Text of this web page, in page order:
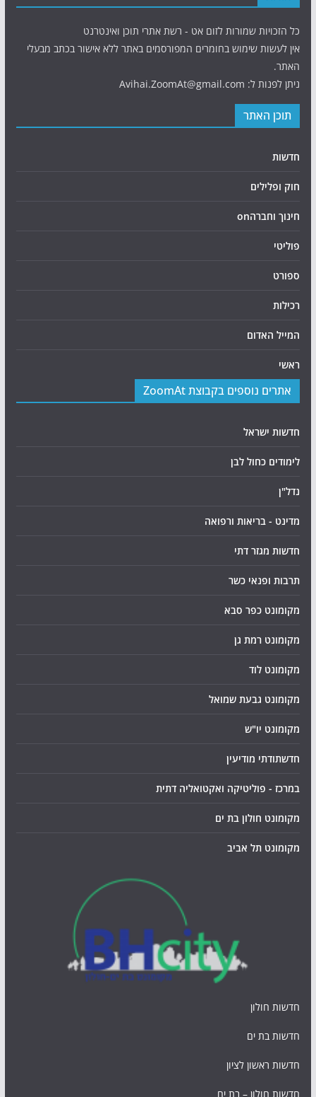
כל הזכויות שמורות לזום אט - רשת אתרי תוכן ואינטרנט
אין לעשות שימוש בחומרים המפורסמים באתר ללא אישור בכתב מבעלי
האתר.
ניתן לפנות ל: Avihai.ZoomAt@gmail.com
תוכן האתר
חדשות
חוק ופלילים
חינוך וחברהon
פוליטי
ספורט
רכילות
המייל האדום
ראשי
אתרים נוספים בקבוצת ZoomAt
חדשות ישראל
לימודים כחול לבן
נדל"ן
מדינט - בריאות ורפואה
חדשות מגזר דתי
תרבות ופנאי כשר
מקומונט כפר סבא
מקומונט רמת גן
מקומונט לוד
מקומונט גבעת שמואל
מקומונט יו"ש
חדשתודתי מודיעין
במרכז - פוליטיקה ואקטואליה דתית
מקומונט חולון בת ים
מקומונט תל אביב
חדשות חולון
חדשות בת ים
חדשות ראשון לציון
חדשות חולון – בת ים